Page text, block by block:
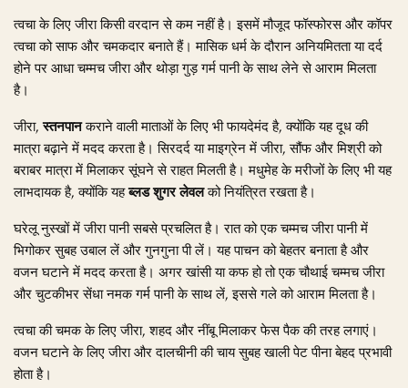
त्वचा के लिए जीरा किसी वरदान से कम नहीं है। इसमें मौजूद फॉस्फोरस और कॉपर
त्वचा को साफ और चमकदार बनाते हैं। मासिक धर्म के दौरान अनियमितता या दर्द
होने पर आधा चम्मच जीरा और थोड़ा गुड़ गर्म पानी के साथ लेने से आराम मिलता
है।
जीरा,स्तनपानकराने वाली माताओं के लिए भी फायदेमंद है, क्योंकि यह दूध की
मात्रा बढ़ाने में मदद करता है। सिरदर्द या माइग्रेन में जीरा, सौंफ और मिश्री को
बराबर मात्रा में मिलाकर सूंघने से राहत मिलती है। मधुमेह के मरीजों के लिए भी यह
लाभदायक है, क्योंकि यहब्लड शुगर लेवलको नियंत्रित रखता है।
घरेलू नुस्खों में जीरा पानी सबसे प्रचलित है। रात को एक चम्मच जीरा पानी में
भिगोकर सुबह उबाल लें और गुनगुना पी लें। यह पाचन को बेहतर बनाता है और
वजन घटाने में मदद करता है। अगर खांसी या कफ हो तो एक चौथाई चम्मच जीरा
और चुटकीभर सेंधा नमक गर्म पानी के साथ लें, इससे गले को आराम मिलता है।
त्वचा की चमक के लिए जीरा, शहद और नींबू मिलाकर फेस पैक की तरह लगाएं।
वजन घटाने के लिए जीरा और दालचीनी की चाय सुबह खाली पेट पीना बेहद प्रभावी
होता है।